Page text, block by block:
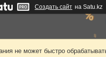
Создать сайт на Satu.kz
не может быстро